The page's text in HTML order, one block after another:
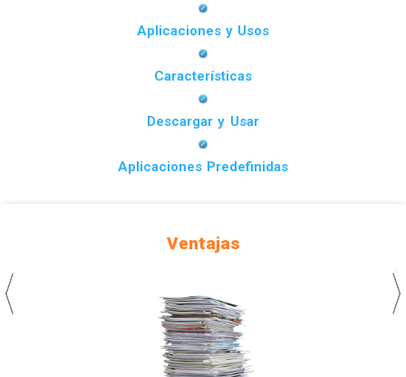
Aplicaciones y Usos
Características
Descargar y Usar
Aplicaciones Predefinidas
Ventajas